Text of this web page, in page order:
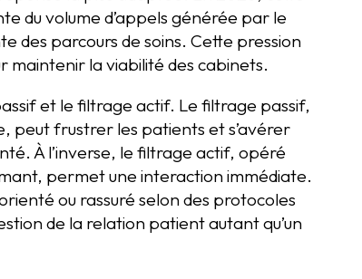
du volume d’appels générée par le
des parcours de soins. Cette pression
maintenir la viabilité des cabinets.
et le filtrage actif. Le filtrage passif,
peut frustrer les patients et s’avérer
À l’inverse, le filtrage actif, opéré
permet une interaction immédiate.
ou rassuré selon des protocoles
de la relation patient autant qu’un